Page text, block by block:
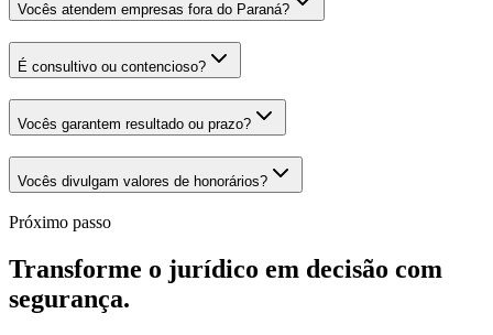
Vocês atendem empresas fora do Paraná?
É consultivo ou contencioso?
Vocês garantem resultado ou prazo?
Vocês divulgam valores de honorários?
Próximo passo
Transforme o jurídico em decisão com
segurança.